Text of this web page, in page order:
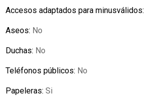
Accesos adaptados para minusválidos:
Aseos: No
Duchas: No
Teléfonos públicos: No
Papeleras:Si